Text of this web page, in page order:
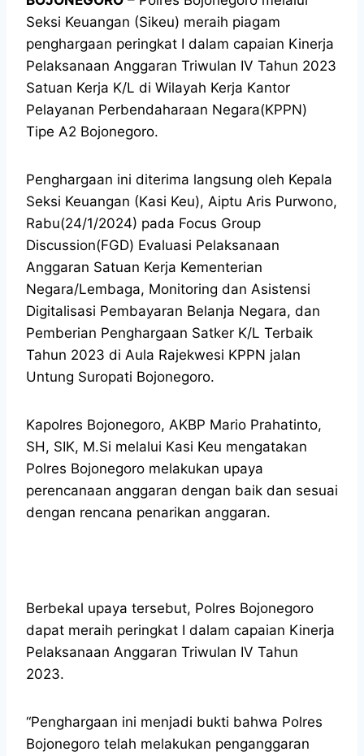
Seksi Keuangan (Sikeu) meraih piagam
penghargaan peringkat I dalam capaian Kinerja
Pelaksanaan Anggaran Triwulan IV Tahun 2023
Satuan Kerja K/L di Wilayah Kerja Kantor
Pelayanan Perbendaharaan Negara(KPPN)
Tipe A2 Bojonegoro.
Penghargaan ini diterima langsung oleh Kepala
Seksi Keuangan (Kasi Keu), Aiptu Aris Purwono,
Rabu(24/1/2024) pada Focus Group
Discussion(FGD) Evaluasi Pelaksanaan
Anggaran Satuan Kerja Kementerian
Negara/Lembaga, Monitoring dan Asistensi
Digitalisasi Pembayaran Belanja Negara, dan
Pemberian Penghargaan Satker K/L Terbaik
Tahun 2023 di Aula Rajekwesi KPPN jalan
Untung Suropati Bojonegoro.
Kapolres Bojonegoro, AKBP Mario Prahatinto,
SH, SIK, M.Si melalui Kasi Keu mengatakan
Polres Bojonegoro melakukan upaya
perencanaan anggaran dengan baik dan sesuai
dengan rencana penarikan anggaran.
Berbekal upaya tersebut, Polres Bojonegoro
dapat meraih peringkat I dalam capaian Kinerja
Pelaksanaan Anggaran Triwulan IV Tahun
2023.
“Penghargaan ini menjadi bukti bahwa Polres
Bojonegoro telah melakukan penganggaran